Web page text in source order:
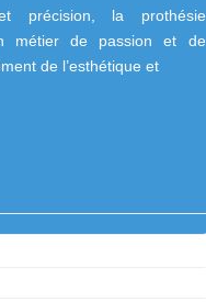
précision, la prothésie
métier de passion et de
de l’esthétique et